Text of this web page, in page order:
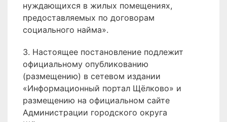
нуждающихся в жилых помещениях,
предоставляемых по договорам
социального найма».
3. Настоящее постановление подлежит
официальному опубликованию
(размещению) в сетевом издании
«Информационный портал Щёлково» и
размещению на официальном сайте
Администрации городского округа